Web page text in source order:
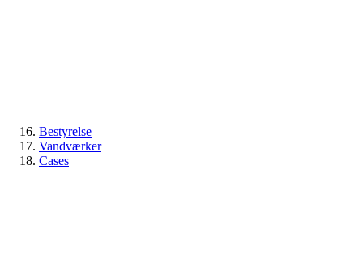
Bestyrelse
Vandværker
Cases